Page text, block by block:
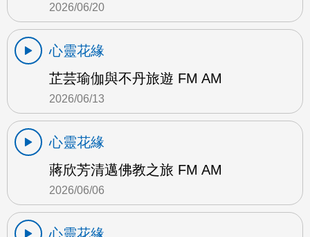
2026/06/20
心靈花緣
芷芸瑜伽與不丹旅遊 FM AM
2026/06/13
心靈花緣
蔣欣芳清邁佛教之旅 FM AM
2026/06/06
心靈花緣